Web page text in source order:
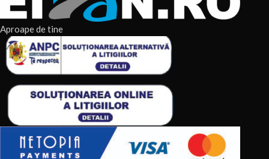
Aproape de tine